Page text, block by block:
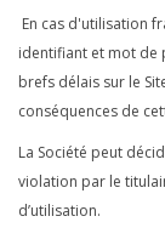
En cas d'utilisation
identifiant et mot de
brefs délais sur le
conséquences de
La Société peut
violation par le
d’utilisation.